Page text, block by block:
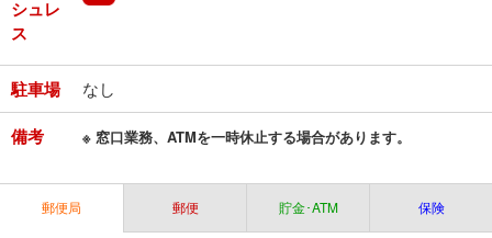
シュレ
ス
駐車場 なし
備考 ※ 窓口業務、ATMを一時休止する場合があります。
郵便局 郵便 貯金･ATM 保険